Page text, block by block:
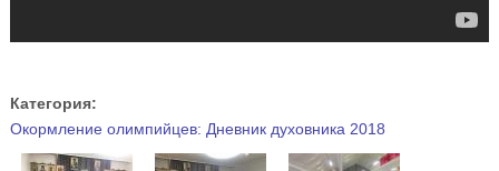
Категория:
Окормление олимпийцев: Дневник духовника 2018